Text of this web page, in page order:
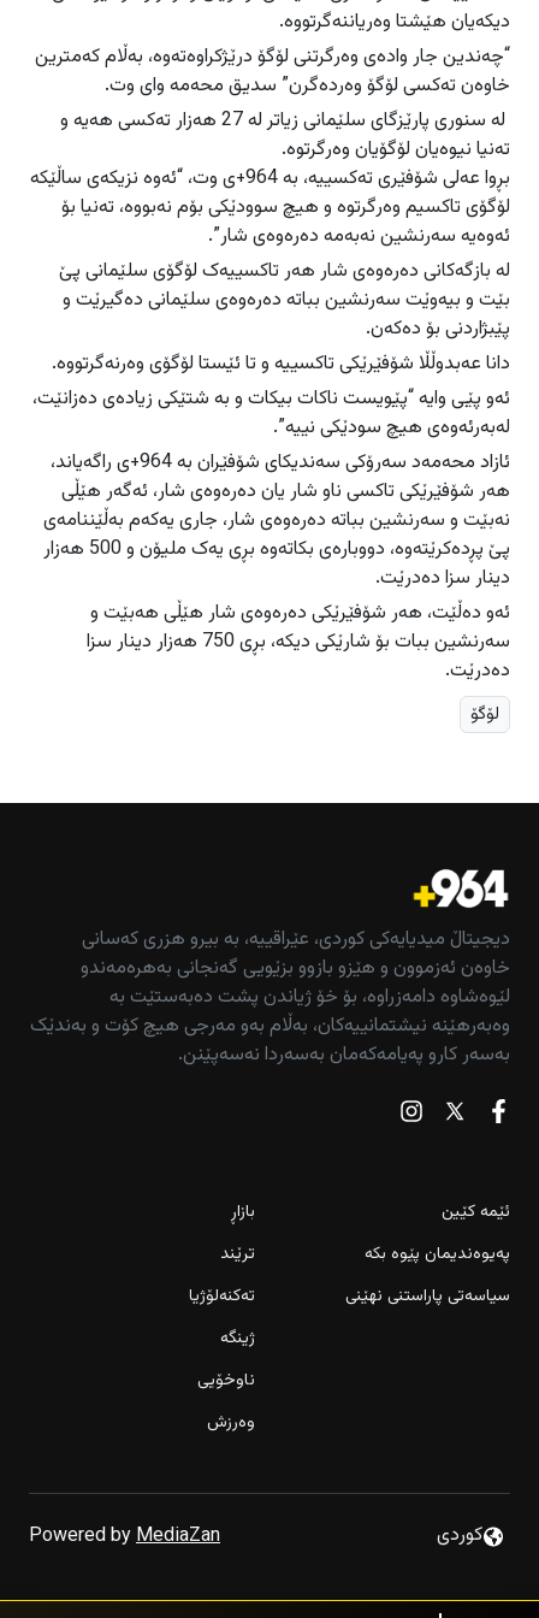
دیكەیان هێشتا وەریاننەگرتووە.
“چەندین جار وادەی وەرگرتنی لۆگۆ درێژكراوەتەوە، بەڵام كەمترین
خاوەن تەكسی لۆگۆ وەردەگرن” سدیق محەمە وای وت.
لە سنوری پارێزگای سلێمانی زیاتر لە 27 هەزار تەكسی هەیە و
تەنیا نیوەیان لۆگۆیان وەرگرتوە.
بڕوا عەلی شۆفێری تەکسییە، بە 964+ی وت، “ئەوە نزیکەی ساڵێکە
لۆگۆی تاکسیم وەرگرتوە و ھیچ سوودێکی بۆم نەبووە، تەنیا بۆ
ئەوەیە سەرنشین نەبەمە دەرەوەی شار”.
لە بازگەکانی دەرەوەی شار ھەر تاکسییەک لۆگۆی سلێمانی پێ
بێت و بیەوێت سەرنشین بباته‌ دەرەوەی سلێمانی دەگیرێت و
پێبژاردنی بۆ دەکەن.
دانا عەبدوڵڵا شۆفێرێکی تاکسییە و تا ئێستا لۆگۆی وەرنەگرتووە.
ئه‌و پێی وایه‌ “پێویست ناکات بیکات و بە شتێکی زیادەی دەزانێت،
لەبەرئەوەی ھیچ سودێکی نییە”.
ئازاد محەمەد سەرۆكی سەندیکای شۆفێران بە 964+ی راگەیاند،
ھەر شۆفێرێکی تاکسی ناو شار یان دەرەوەی شار، ئه‌گەر هێڵی
نەبێت و سەرنشین بباتە دەرەوەی شار، جاری یەکەم بەڵێننامەی
پێ پڕدەکرێتەوە، دووبارەی بکاتەوە بڕی یەک ملیۆن و 500 ھەزار
دینار سزا دەدرێت.
ئەو دەڵێت، ھەر شۆفێرێکی دەرەوەی شار هێڵی ھەبێت و
سەرنشین ببات بۆ شارێكی دیكە، بڕی 750 ھەزار دینار سزا
دەدرێت.
لۆگۆ
دیجیتاڵ میدیایەکی کوردی، عێراقییە، بە بیرو هزری کەسانی
خاوەن ئەزموون و هێزو بازوو بزێویی گەنجانی بەهرەمەندو
لێوەشاوە دامەزراوە، بۆ خۆ ژیاندن پشت دەبەستێت بە
وەبەرهێنە نیشتمانییەکان، بەڵام بەو مەرجی هیچ کۆت و بەندێک
بەسەر کارو پەیامەکەمان بەسەردا نەسەپێنن.
ئێمە کێین
پەیوەندیمان پێوە بکە
سیاسەتی پاراستنی نهێنی
بازاڕ
ترێند
تەکنەلۆژیا
ژینگە
ناوخۆیی
وەرزش
كوردى Powered byMediaZan
یاسای تیرۆر سەنگ و مەحەکی عێراقە بۆ وەرگرتنەوەی چەک
هەیە”